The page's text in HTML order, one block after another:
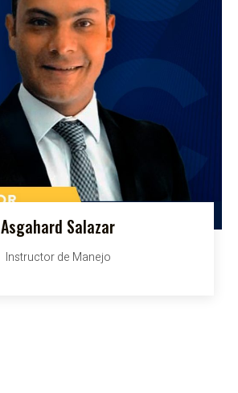
Asgahard Salazar
Instructor de Manejo